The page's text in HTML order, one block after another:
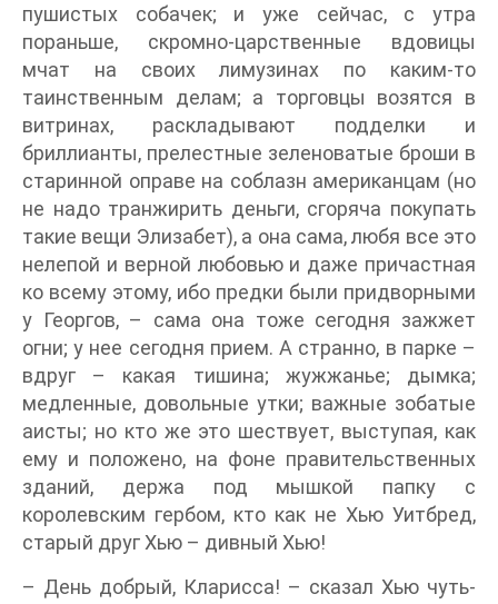
пушистых собачек; и уже сейчас, с утра
пораньше, скромно-царственные вдовицы
мчат на своих лимузинах по каким-то
таинственным делам; а торговцы возятся в
витринах, раскладывают подделки и
бриллианты, прелестные зеленоватые броши в
старинной оправе на соблазн американцам (но
не надо транжирить деньги, сгоряча покупать
такие вещи Элизабет), а она сама, любя все это
нелепой и верной любовью и даже причастная
ко всему этому, ибо предки были придворными
у Георгов, – сама она тоже сегодня зажжет
огни; у нее сегодня прием. А странно, в парке –
вдруг – какая тишина; жужжанье; дымка;
медленные, довольные утки; важные зобатые
аисты; но кто же это шествует, выступая, как
ему и положено, на фоне правительственных
зданий, держа под мышкой папку с
королевским гербом, кто как не Хью Уитбред,
старый друг Хью – дивный Хью!
– День добрый, Кларисса! – сказал Хью чуть-